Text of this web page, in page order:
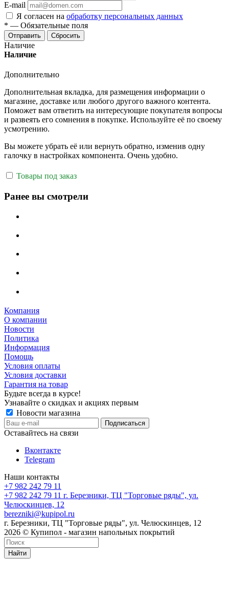
E-mail
Я согласен на обработку персональных данных
* — Обязательные поля
Отправить Сбросить
Наличие
Наличие
Дополнительно
Дополнительная вкладка, для размещения информации о
магазине, доставке или любого другого важного контента.
Поможет вам ответить на интересующие покупателя вопросы
и развеять его сомнения в покупке. Используйте её по своему
усмотрению.
Вы можете убрать её или вернуть обратно, изменив одну
галочку в настройках компонента. Очень удобно.
Товары под заказ
Ранее вы смотрели
Компания
О компании
Новости
Политика
Информация
Помощь
Условия оплаты
Условия доставки
Гарантия на товар
Будьте всегда в курсе!
Узнавайте о скидках и акциях первым
Новости магазина
Оставайтесь на связи
Вконтакте
Telegram
Наши контакты
+7 982 242 79 11
+7 982 242 79 11 г. Березники, ТЦ "Торговые ряды", ул.
Челюскинцев, 12
berezniki@kupipol.ru
г. Березники, ТЦ "Торговые ряды", ул. Челюскинцев, 12
2026 © Купипол - магазин напольных покрытий
Найти